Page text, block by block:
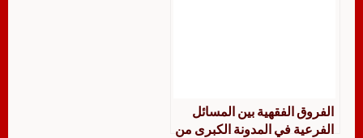
الفروق الفقهية بين المسائل
الفرعية في المدونة الكبرى من